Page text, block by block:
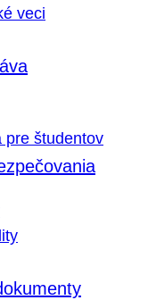
veci
pre študentov